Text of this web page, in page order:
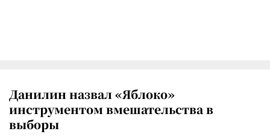
Данилин назвал «Яблоко»
инструментом вмешательства в
выборы